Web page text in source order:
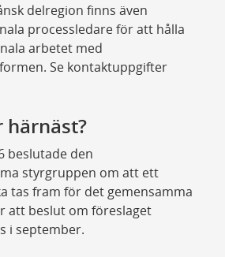
delregion finns även
processledare för att hålla
arbetet med
Se kontaktuppgifter
härnäst?
beslutade den
styrgruppen om att ett
tas fram för det gemensamma
att beslut om föreslaget
i september.